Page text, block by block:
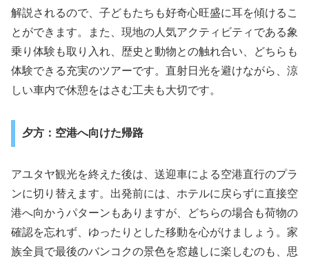
解説されるので、子どもたちも好奇心旺盛に耳を傾けるこ
とができます。また、現地の人気アクティビティである象
乗り体験も取り入れ、歴史と動物との触れ合い、どちらも
体験できる充実のツアーです。直射日光を避けながら、涼
しい車内で休憩をはさむ工夫も大切です。
夕方：空港へ向けた帰路
アユタヤ観光を終えた後は、送迎車による空港直行のプラ
ンに切り替えます。出発前には、ホテルに戻らずに直接空
港へ向かうパターンもありますが、どちらの場合も荷物の
確認を忘れず、ゆったりとした移動を心がけましょう。家
族全員で最後のバンコクの景色を窓越しに楽しむのも、思